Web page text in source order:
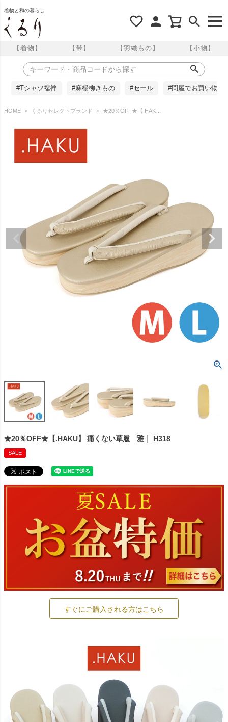
着物と和の暮らし
【着物】 【帯】 【羽織もの】 【小物】
#Tシャツ襦袢 #麻楊柳きもの #セール #問屋でお買い物
HOME くるりセレクトブランド ★20％OFF★【.HAKU】 痛くない草履 雅｜ H318
★20％OFF★【.HAKU】 痛くない草履 雅｜ H318
SALE
すぐにご購入される方はこちら